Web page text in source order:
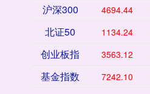
沪深300 4694.44
北证50 1134.24
创业板指 3563.12
基金指数 7242.10